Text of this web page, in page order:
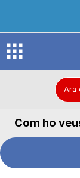
R
d
Ara
Com ho